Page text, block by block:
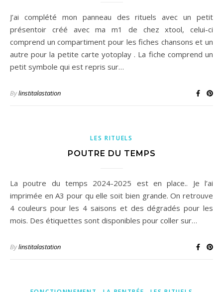
J’ai complété mon panneau des rituels avec un petit
présentoir créé avec ma m1 de chez xtool, celui-ci
comprend un compartiment pour les fiches chansons et un
autre pour la petite carte yotoplay . La fiche comprend un
petit symbole qui est repris sur…
Bylinstitalastation
LES RITUELS
POUTRE DU TEMPS
La poutre du temps 2024-2025 est en place.. Je l’ai
imprimée en A3 pour qu elle soit bien grande. On retrouve
4 couleurs pour les 4 saisons et des dégradés pour les
mois. Des étiquettes sont disponibles pour coller sur…
Bylinstitalastation